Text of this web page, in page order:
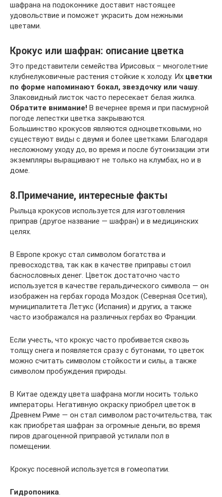
шафрана на подоконнике доставит настоящее
удовольствие и поможет украсить дом нежными
цветами.
Крокус или шафран: описание цветка
Это представители семейства Ирисовых – многолетние
клубнелуковичные растения стойкие к холоду. Их цветки
по форме напоминают бокал, звездочку или чашу.
Злаковидный листок часто пересекает белая жилка.
Обратите внимание! В вечернее время и при пасмурной
погоде лепестки цветка закрываются.
Большинство крокусов являются одноцветковыми, но
существуют виды с двумя и более цветками. Благодаря
несложному уходу до, во время и после бутонизации эти
экземпляры выращивают не только на клумбах, но и в
доме.
8.Примечание, интересные факты
Рыльца крокусов используется для изготовления
приправ (другое название — шафран) и в медицинских
целях.
В Европе крокус стал символом богатства и
превосходства, так как в качестве приправы стоил
баснословных денег. Цветок достаточно часто
используется в качестве геральдического символа — он
изображен на гербах города Моздок (Северная Осетия),
муниципалитета Летукс (Испания) и других, а также
часто изображался на различных гербах во Франции.
Если учесть, что крокус часто пробивается сквозь
толщу снега и появляется сразу с бутонами, то цветок
можно считать символом стойкости и силы, а также
символом пробуждения природы.
В Китае одежду цвета шафрана могли носить только
императоры. Негативную окраску приобрел цветок в
Древнем Риме — он стал символом расточительства, так
как приобретая шафран за огромные деньги, во время
пиров драгоценной приправой устилали пол в
помещении.
Крокус посевной используется в гомеопатии.
Гидропоника.